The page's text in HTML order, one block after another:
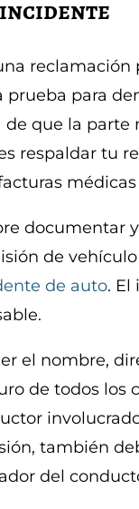
prueba para
que la parte
respaldar tu
documentar
de
de auto. El
el nombre,
de todos los
también
del